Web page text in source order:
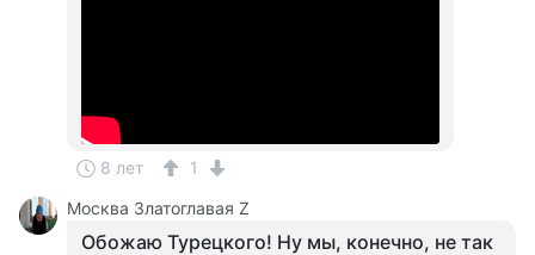
8 лет
1
Москва Златоглавая Z
Обожаю Турецкого! Ну мы, конечно, не так